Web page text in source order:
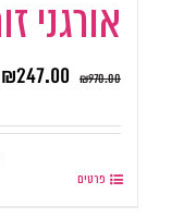
אורגני
₪970.00
₪247.00
פרטים